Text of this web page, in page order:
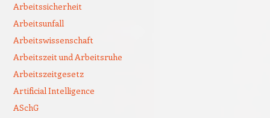
Arbeitssicherheit
Arbeitsunfall
Arbeitswissenschaft
Arbeitszeit und Arbeitsruhe
Arbeitszeitgesetz
Artificial Intelligence
ASchG